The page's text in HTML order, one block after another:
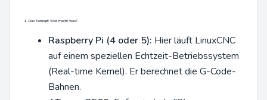
1. Das Konzept: Wer macht was?
Raspberry Pi (4 oder 5): Hier läuft LinuxCNC
auf einem speziellen Echtzeit-Betriebssystem
(Real-time Kernel). Er berechnet die G-Code-
Bahnen.